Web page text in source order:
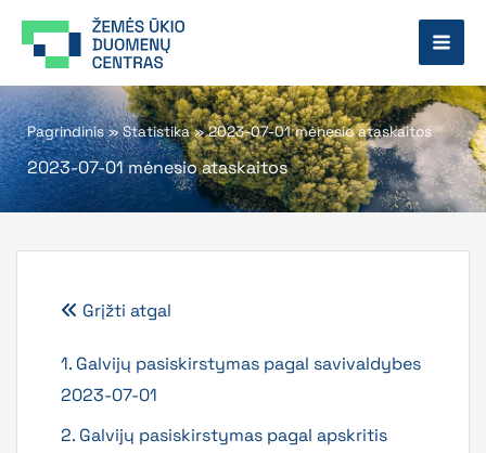
prie
Pagrindinis»Statistika»2023-07-01 mėnesio ataskaitos
2023-07-01 mėnesio ataskaitos
Grįžti atgal
1. Galvijų pasiskirstymas pagal savivaldybes
2023-07-01
2. Galvijų pasiskirstymas pagal apskritis